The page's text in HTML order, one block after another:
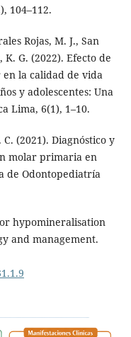
104–112.
Rojas, M. J., San
G. (2022). Efecto de
la calidad de vida
y adolescentes: Una
Lima, 6(1), 1–10.
(2021). Diagnóstico y
molar primaria en
de Odontopediatría
hypomineralisation
and management.